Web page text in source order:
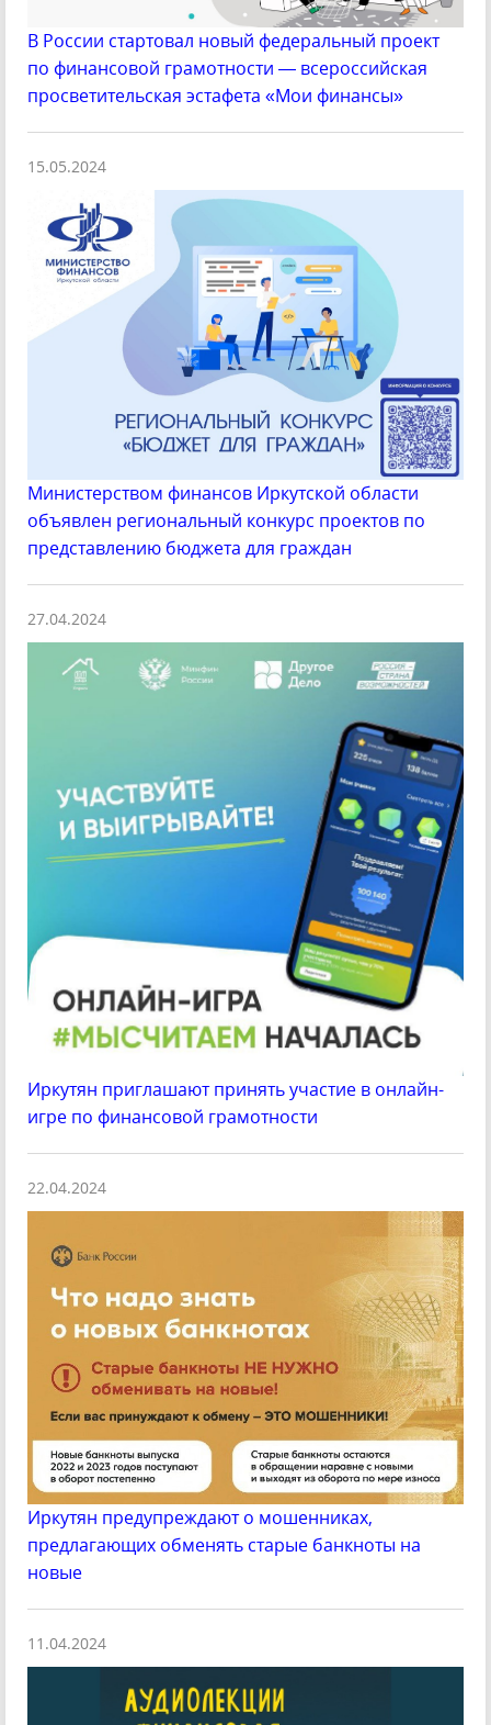
В России стартовал новый федеральный проект
по финансовой грамотности — всероссийская
просветительская эстафета «Мои финансы»
15.05.2024
Министерством финансов Иркутской области
объявлен региональный конкурс проектов по
представлению бюджета для граждан
27.04.2024
Иркутян приглашают принять участие в онлайн-
игре по финансовой грамотности
22.04.2024
Иркутян предупреждают о мошенниках,
предлагающих обменять старые банкноты на
новые
11.04.2024